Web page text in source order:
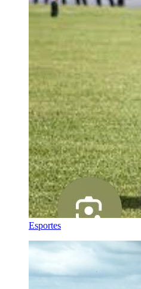
Esportes